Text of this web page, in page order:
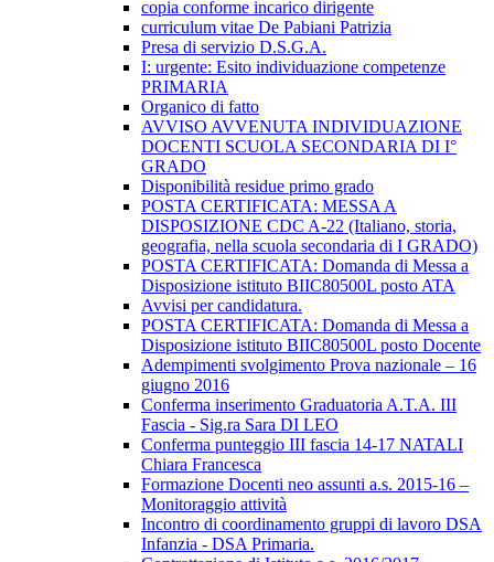
copia conforme incarico dirigente
curriculum vitae De Pabiani Patrizia
Presa di servizio D.S.G.A.
I: urgente: Esito individuazione competenze
PRIMARIA
Organico di fatto
AVVISO AVVENUTA INDIVIDUAZIONE
DOCENTI SCUOLA SECONDARIA DI I°
GRADO
Disponibilità residue primo grado
POSTA CERTIFICATA: MESSA A
DISPOSIZIONE CDC A-22 (Italiano, storia,
geografia, nella scuola secondaria di I GRADO)
POSTA CERTIFICATA: Domanda di Messa a
Disposizione istituto BIIC80500L posto ATA
Avvisi per candidatura.
POSTA CERTIFICATA: Domanda di Messa a
Disposizione istituto BIIC80500L posto Docente
Adempimenti svolgimento Prova nazionale – 16
giugno 2016
Conferma inserimento Graduatoria A.T.A. III
Fascia - Sig.ra Sara DI LEO
Conferma punteggio III fascia 14-17 NATALI
Chiara Francesca
Formazione Docenti neo assunti a.s. 2015-16 –
Monitoraggio attività
Incontro di coordinamento gruppi di lavoro DSA
Infanzia - DSA Primaria.